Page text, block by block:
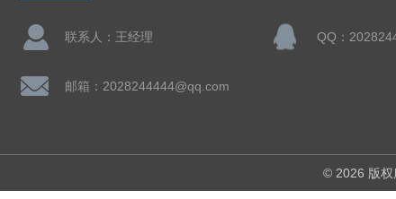
联系人：王经理 QQ：
邮箱：2028244444@qq.com
© 2026 版权